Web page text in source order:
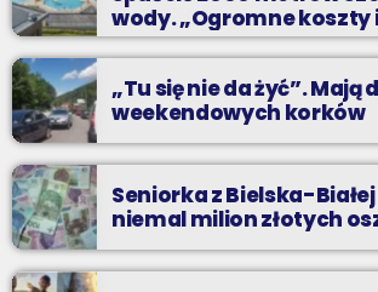
wody. „Ogromne koszty
praca”
„Tu się nie da żyć”. Mają
weekendowych korków
Seniorka z Bielska-
niemal milion złotych